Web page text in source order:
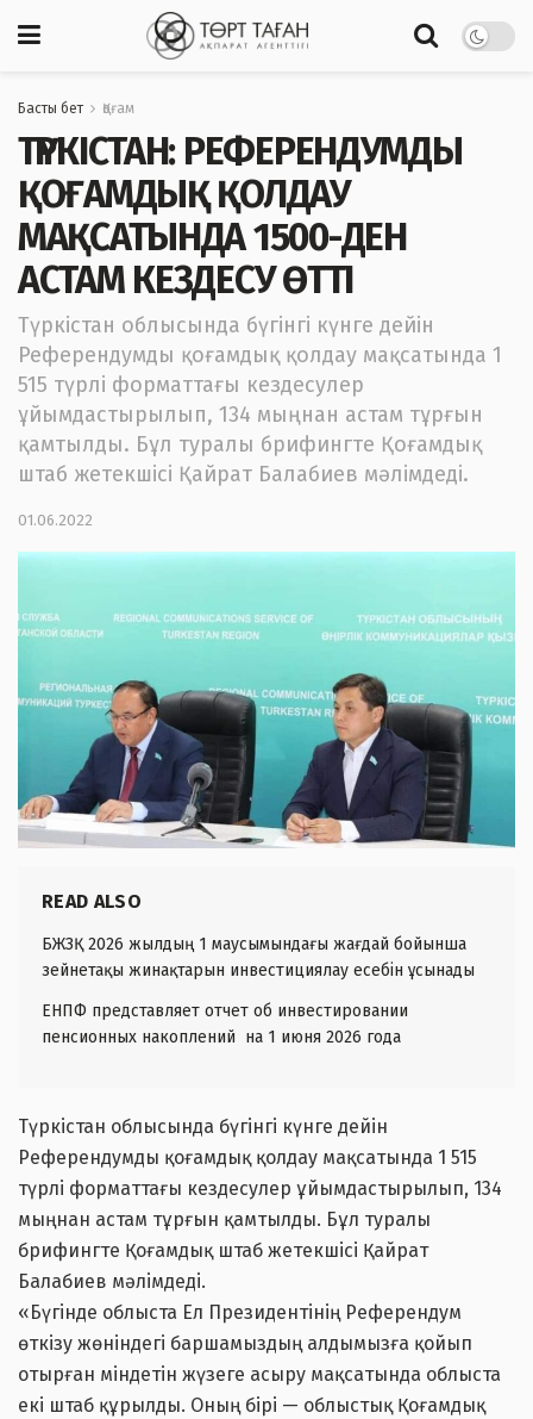
Басты бет Қоғам
ТҮРКІСТАН: РЕФЕРЕНДУМДЫ
ҚОҒАМДЫҚ ҚОЛДАУ
МАҚСАТЫНДА 1500-ДЕН
АСТАМ КЕЗДЕСУ ӨТТІ
Түркістан облысында бүгінгі күнге дейін
Референдумды қоғамдық қолдау мақсатында 1
515 түрлі форматтағы кездесулер
ұйымдастырылып, 134 мыңнан астам тұрғын
қамтылды. Бұл туралы брифингте Қоғамдық
штаб жетекшісі Қайрат Балабиев мәлімдеді.
01.06.2022
READ ALSO
БЖЗҚ 2026 жылдың 1 маусымындағы жағдай бойынша
зейнетақы жинақтарын инвестициялау есебін ұсынады
ЕНПФ представляет отчет об инвестировании
пенсионных накоплений на 1 июня 2026 года
Түркістан облысында бүгінгі күнге дейін
Референдумды қоғамдық қолдау мақсатында 1 515
түрлі форматтағы кездесулер ұйымдастырылып, 134
мыңнан астам тұрғын қамтылды. Бұл туралы
брифингте Қоғамдық штаб жетекшісі Қайрат
Балабиев мәлімдеді.
«Бүгінде облыста Ел Президентінің Референдум
өткізу жөніндегі баршамыздың алдымызға қойып
отырған міндетін жүзеге асыру мақсатында облыста
екі штаб құрылды. Оның бірі — облыстық Қоғамдық